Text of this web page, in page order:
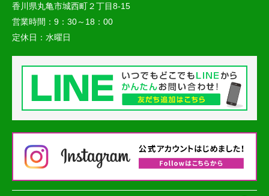
香川県丸亀市城西町２丁目8-15
営業時間： 9：30～18：00
定休日： 水曜日